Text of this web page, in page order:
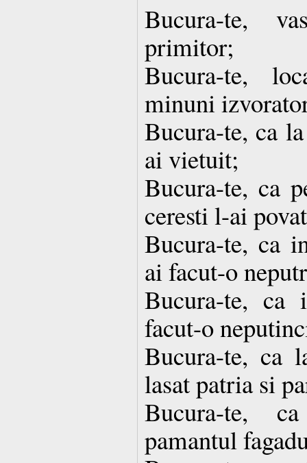
Bucura-te,
primitor;
Bucura-te,
minuni
Bucura-te, ca
ai vietuit;
Bucura-te, ca
ceresti l-ai
Bucura-te, ca
ai facut-o
Bucura-te, ca
facut-o
Bucura-te, ca
lasat patria si
Bucura-te,
pamantul